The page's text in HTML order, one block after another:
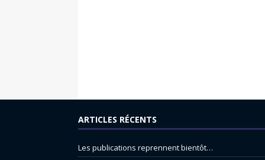
ARTICLES RÉCENTS
Les publications reprennent bientôt…